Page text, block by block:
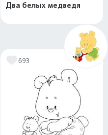
Два белых медведя
693